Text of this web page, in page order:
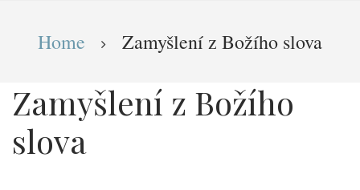
Drobečková
navigace
Home Zamyšlení z Božího slova
Zamyšlení z Božího
slova